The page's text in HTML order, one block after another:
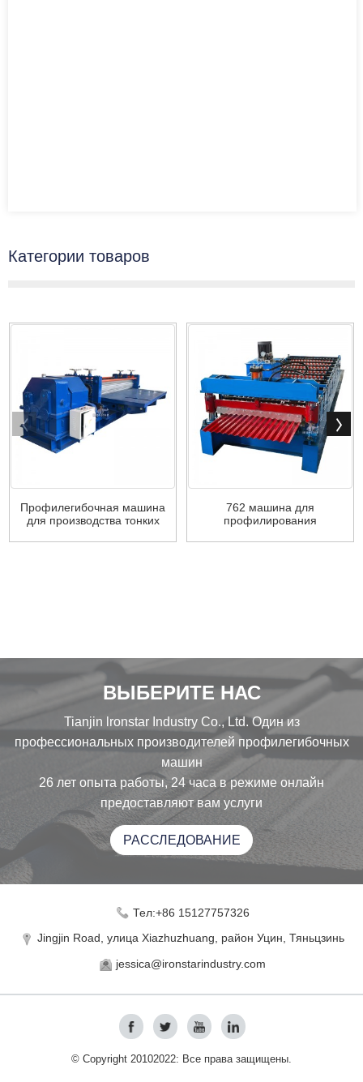
Категории товаров
Профилегибочная машина
для производства тонких
762 машина для
профилирования
кровельного листа ...
ВЫБЕРИТЕ НАС
Tianjin lronstar Industry Co., Ltd. Один из
профессиональных производителей профилегибочных
машин
26 лет опыта работы, 24 часа в режиме онлайн
предоставляют вам услуги
РАССЛЕДОВАНИЕ
Тел:+86 15127757326
Jingjin Road, улица Xiazhuzhuang, район Уцин, Тяньцзинь
jessica@ironstarindustry.com
© Copyright 20102022: Все права защищены.